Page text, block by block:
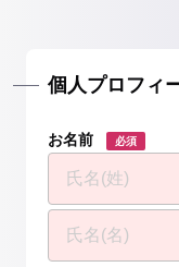
個人プロフィ
お名前 必須